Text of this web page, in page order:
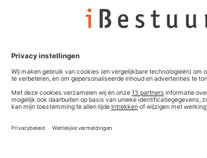
Privacyinstellingen